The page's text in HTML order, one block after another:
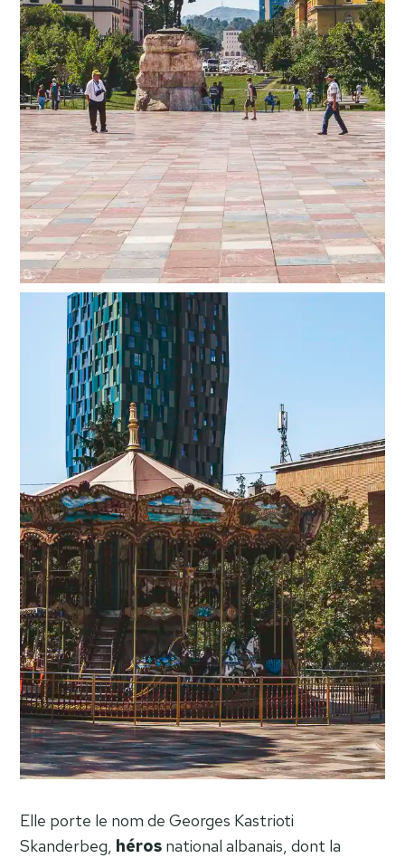
Elle porte le nom de Georges Kastrioti
Skanderbeg, héros national albanais, dont la